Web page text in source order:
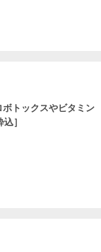
トックスやビタミン
］